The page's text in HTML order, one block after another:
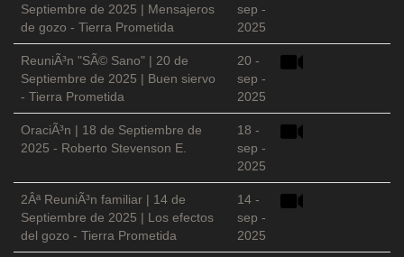
Septiembre de 2025 | Mensajeros
de gozo - Tierra Prometida
sep -
2025
ReuniÃ³n "SÃ© Sano" | 20 de
Septiembre de 2025 | Buen siervo
- Tierra Prometida
20 -
sep -
2025
OraciÃ³n | 18 de Septiembre de
2025 - Roberto Stevenson E.
18 -
sep -
2025
2Âª ReuniÃ³n familiar | 14 de
Septiembre de 2025 | Los efectos
del gozo - Tierra Prometida
14 -
sep -
2025